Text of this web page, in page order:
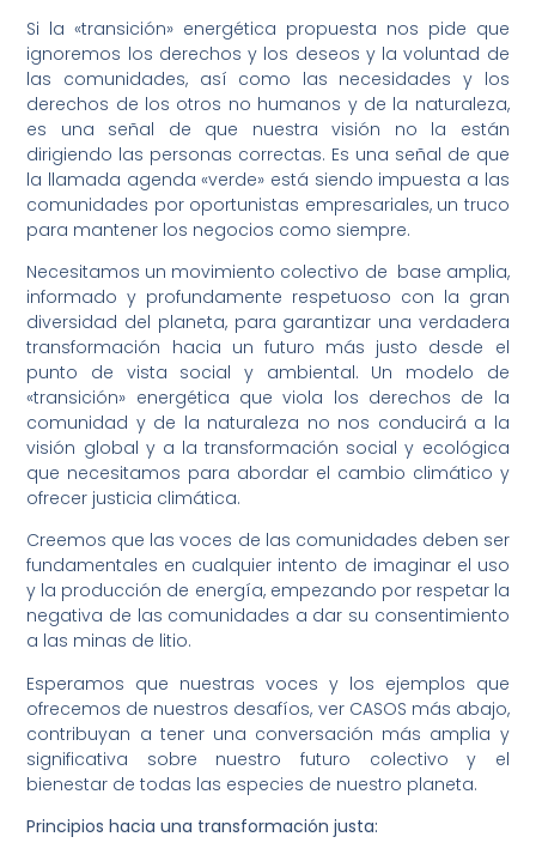
Si la «transición» energética propuesta nos pide que
ignoremos los derechos y los deseos y la voluntad de
las comunidades, así como las necesidades y los
derechos de los otros no humanos y de la naturaleza,
es una señal de que nuestra visión no la están
dirigiendo las personas correctas. Es una señal de que
la llamada agenda «verde» está siendo impuesta a las
comunidades por oportunistas empresariales, un truco
para mantener los negocios como siempre.
Necesitamos un movimiento colectivo de base amplia,
informado y profundamente respetuoso con la gran
diversidad del planeta, para garantizar una verdadera
transformación hacia un futuro más justo desde el
punto de vista social y ambiental. Un modelo de
«transición» energética que viola los derechos de la
comunidad y de la naturaleza no nos conducirá a la
visión global y a la transformación social y ecológica
que necesitamos para abordar el cambio climático y
ofrecer justicia climática.
Creemos que las voces de las comunidades deben ser
fundamentales en cualquier intento de imaginar el uso
y la producción de energía, empezando por respetar la
negativa de las comunidades a dar su consentimiento
a las minas de litio.
Esperamos que nuestras voces y los ejemplos que
ofrecemos de nuestros desafíos, ver CASOS más abajo,
contribuyan a tener una conversación más amplia y
significativa sobre nuestro futuro colectivo y el
bienestar de todas las especies de nuestro planeta.
Principios hacia una transformación justa: